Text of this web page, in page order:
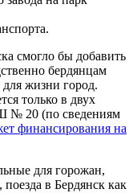
смогло бы добавить
бердянцам
жизни город.
только в двух
№ 20 (по сведениям
финансирования на
для горожан,
в Бердянск как